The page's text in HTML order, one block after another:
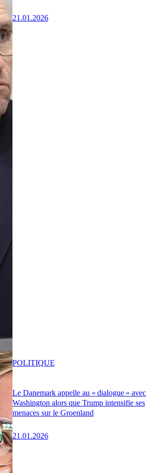
21.01.2026
Le Danemark appelle au « dialogue » avec
Washington alors que Trump intensifie ses
menaces sur le Groenland
21.01.2026
POLITIQUE